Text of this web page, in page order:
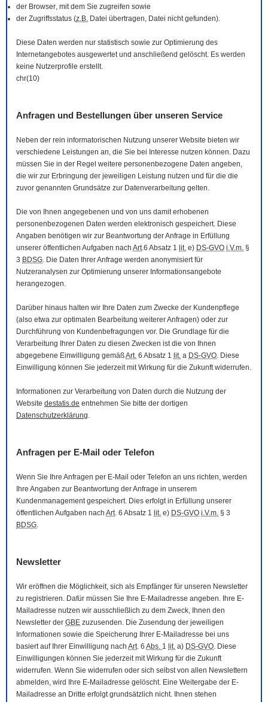
der Browser, mit dem Sie zugreifen sowie
der Zugriffsstatus (z.B. Datei übertragen, Datei nicht gefunden).
Diese Daten werden nur statistisch sowie zur Optimierung des
Internetangebotes ausgewertet und anschließend gelöscht. Es werden
keine Nutzerprofile erstellt.
chr(10)
Anfragen und Bestellungen über unseren Service
Neben der rein informatorischen Nutzung unserer Website bieten wir
verschiedene Leistungen an, die Sie bei Interesse nutzen können. Dazu
müssen Sie in der Regel weitere personenbezogene Daten angeben,
die wir zur Erbringung der jeweiligen Leistung nutzen und für die die
zuvor genannten Grundsätze zur Datenverarbeitung gelten.
Die von Ihnen angegebenen und von uns damit erhobenen
personenbezogenen Daten werden elektronisch gespeichert. Diese
Angaben benötigen wir zur Beantwortung der Anfrage in Erfüllung
unserer öffentlichen Aufgaben nach Art.6 Absatz 1 lit. e) DS-GVO i.V.m. §
3 BDSG. Die Daten Ihrer Anfrage werden anonymisiert für
Nutzeranalysen zur Optimierung unserer Informationsangebote
herangezogen.
Darüber hinaus halten wir Ihre Daten zum Zwecke der Kundenpflege
(also etwa zur optimalen Bearbeitung weiterer Anfragen) oder zur
Durchführung von Kundenbefragungen vor. Die Grundlage für die
Verarbeitung Ihrer Daten zu diesen Zwecken ist die von Ihnen
abgegebene Einwilligung gemäßArt. 6 Absatz 1 lit. a DS-GVO. Diese
Einwilligung können Sie jederzeit mit Wirkung für die Zukunft widerrufen.
Informationen zur Verarbeitung von Daten durch die Nutzung der
Website destatis.de entnehmen Sie bitte der dortigen
Datenschutzerklärung.
Anfragen per E-Mail oder Telefon
Wenn Sie Ihre Anfragen per E-Mail oder Telefon an uns richten, werden
Ihre Angaben zur Beantwortung der Anfrage in unserem
Kundenmanagement gespeichert. Dies erfolgt in Erfüllung unserer
öffentlichen Aufgaben nach Art. 6 Absatz 1 lit. e) DS-GVO i.V.m. § 3
BDSG.
Newsletter
Wir eröffnen die Möglichkeit, sich als Empfänger für unseren Newsletter
zu registrieren. Dafür müssen Sie Ihre E-Mail adresse angeben. Ihre E-
Mail adresse nutzen wir ausschließlich zu dem Zweck, Ihnen den
Newsletter der GBE zuzusenden. Die Zusendung der jeweiligen
Informationen sowie die Speicherung Ihrer E-Mail adresse bei uns
basiert auf Ihrer Einwilligung nach Art. 6 Abs. 1 lit. a) DS-GVO. Diese
Einwilligungen können Sie jederzeit mit Wirkung für die Zukunft
widerrufen. Wenn Sie widerrufen oder sich selbst von allen Newslettern
abmelden, wird Ihre E-Mail adresse gelöscht. Eine Weitergabe der E-
Mail adresse an Dritte erfolgt grundsätzlich nicht. Ihnen stehen